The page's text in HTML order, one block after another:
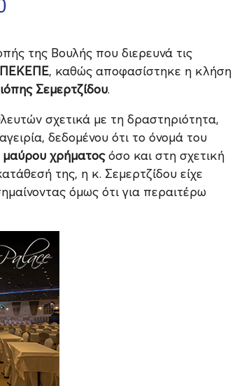
της Βουλής που διερευνά τις
, καθώς αποφασίστηκε η κλήση
Σεμερτζίδου.
σχετικά με τη δραστηριότητα,
δεδομένου ότι το όνομά του
χρήματοςόσο και στη σχετική
της, η κ. Σεμερτζίδου είχε
όμως ότι για περαιτέρω